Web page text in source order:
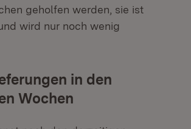
geholfen werden, sie ist
wird nur noch wenig
in den
Wochen